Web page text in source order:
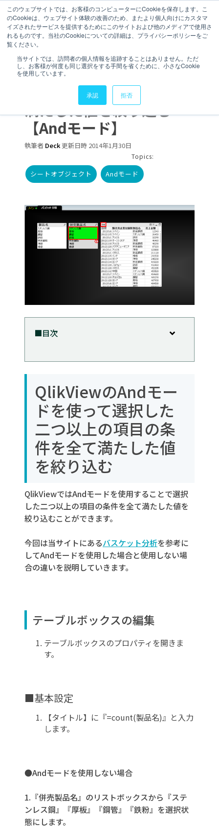
このウェブサイトでは、お客様のコンピューターにCookieを保存します。こ
のCookieは、ウェブサイト体験の改善のため、またより個人向けにカスタマ
イズされたサービスを提供するためにこのサイトおよび他のメディアで使用さ
れるものです。当社のCookieについての詳細は、プライバシーポリシーをご
覧ください。
当サイトでは、訪問者の個人情報を追跡することはありません。ただ
し、お客様が何度も同じ選択をする手間を省くために、小さなCookie
を使用しています。
承認 拒否
お問い合わせ
1 分で読むことができます。
QlikViewで選択した二つ
以上の項目の条件を全て
満たした値を絞り込む
【Andモード】
執筆者 Deck更新日時 2014年1月30日
Topics:
シートオブジェクト Andモード
■目次
QlikViewのAndモードを使って選択した二
り込む
テーブルボックスの編集
QlikViewのAndモー
ドを使って選択した
二つ以上の項目の条
件を全て満たした値
を絞り込む
QlikViewではAndモードを使用することで選択
した二つ以上の項目の条件を全て満たした値を
絞り込むことができます。
今回は当サイトにあるバスケット分析を参考に
してAndモードを使用した場合と使用しない場
合の違いを説明していきます。
テーブルボックスの編集
テーブルボックスのプロパティを開きま
す。
■基本設定
【タイトル】に『=count(製品名)』と入力
します。
●Andモードを使用しない場合
1.『併売製品名』のリストボックスから『ステ
ンレス鋼』『厚板』『鋼管』『鉄粉』を選択状
態にします。